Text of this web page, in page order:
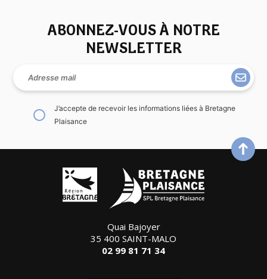
ABONNEZ-VOUS À NOTRE
NEWSLETTER
J’accepte de recevoir les informations liées à Bretagne
Plaisance
Quai Bajoyer
35 400 SAINT-MALO
02 99 81 71 34